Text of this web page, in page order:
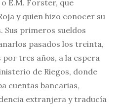
E.M. Forster, que
y quien hizo conocer su
Sus primeros sueldos
pasados los treinta,
tres años, a la espera
de Riegos, donde
cuentas bancarias,
extranjera y traducía